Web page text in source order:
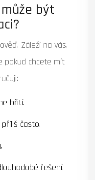
být
Záleží na vás,
pokud chcete mít
břití.
často.
řešení.